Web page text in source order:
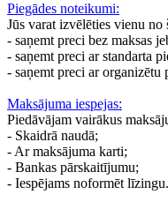
Piegādes noteikumi:
Jūs varat izvēlēties vienu no
- saņemt preci bez maksas
- saņemt preci ar standarta
- saņemt preci ar
Maksājuma iespejas:
Piedāvājam vairākus
- Skaidrā naudā;
- Ar maksājuma karti;
- Bankas pārskaitījumu;
- Iespējams noformēt līzingu.